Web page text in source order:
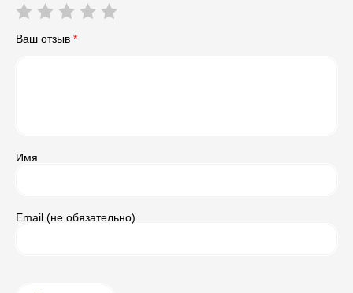
Ваш отзыв *
Имя
Email (не обязательно)